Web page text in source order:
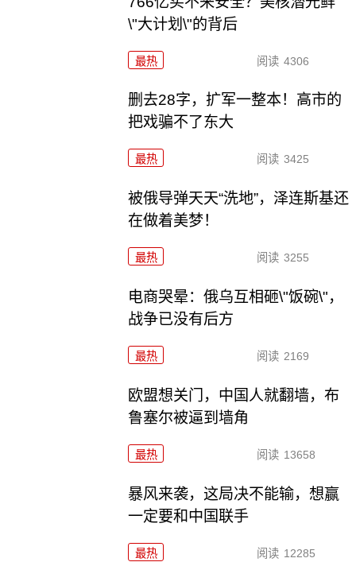
\"大计划\"的背后
最热 阅读 4306
删去28字，扩军一整本！高市的
把戏骗不了东大
最热 阅读 3425
被俄导弹天天“洗地”，泽连斯基还
在做着美梦！
最热 阅读 3255
电商哭晕：俄乌互相砸\"饭碗\"，
战争已没有后方
最热 阅读 2169
欧盟想关门，中国人就翻墙，布
鲁塞尔被逼到墙角
最热 阅读 13658
暴风来袭，这局决不能输，想赢
一定要和中国联手
最热 阅读 12285